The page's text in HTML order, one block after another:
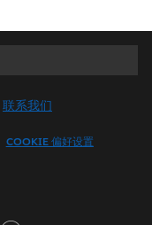
联系我们
COOKIE 偏好设置